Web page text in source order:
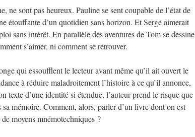
ne sont pas heureux. Pauline se sent coupable de l’état de
étouffante d’un quotidien sans horizon. Et Serge aimerait
sans intérêt. En parallèle des aventures de Tom se dessine
s’aimer, ni comment se retrouver.
qui essoufflent le lecteur avant même qu’il ait ouvert le
à réduire maladroitement l’histoire à ce qu’il annonce,
texte d’une identité si étendue, l’auteur prend le risque que
mémoire. Comment, alors, parler d’un livre dont on est
moyens mnémotechniques ?